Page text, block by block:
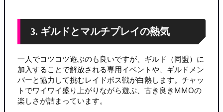
3. ギルドとマルチプレイの熱気
一人でコツコツ遊ぶのも良いですが、ギルド（同盟）に
加入することで解放される専用イベントや、ギルドメン
バーと協力して挑むレイドボス戦が白熱します。チャッ
トでワイワイ盛り上がりながら遊ぶ、古き良きMMOの
楽しさが詰まっています。